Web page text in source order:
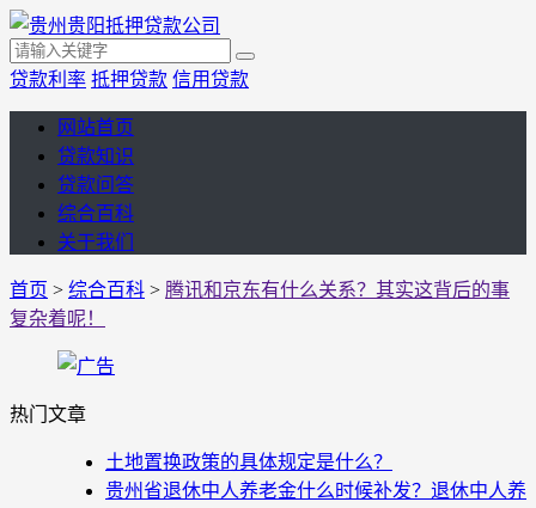
贷款利率 抵押贷款 信用贷款
网站首页
贷款知识
贷款问答
综合百科
关于我们
首页 > 综合百科 > 腾讯和京东有什么关系？其实这背后的事
复杂着呢！
热门文章
土地置换政策的具体规定是什么？
贵州省退休中人养老金什么时候补发？退休中人养